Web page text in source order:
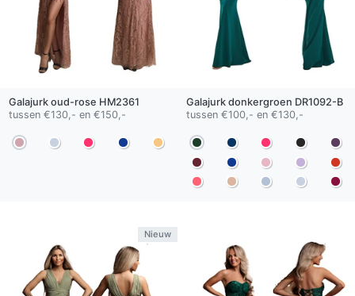
Galajurk oud-rose HM2361
tussen €130,- en €150,-
Galajurk donkergroen DR1092-B
tussen €100,- en €130,-
Nieuw